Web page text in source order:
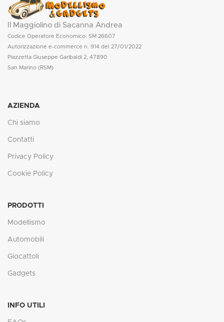
Il Maggiolino di Sacanna Andrea
Codice Operatore Economico: SM 26607
Autorizzazione e-commerce n. 914 del 27/01/2022
Piazzetta Giuseppe Garibaldi 2, 47890
San Marino (RSM)
AZIENDA
Chi siamo
Contatti
Privacy Policy
Cookie Policy
PRODOTTI
Modellismo
Automobili
Giocattoli
Gadgets
INFO UTILI